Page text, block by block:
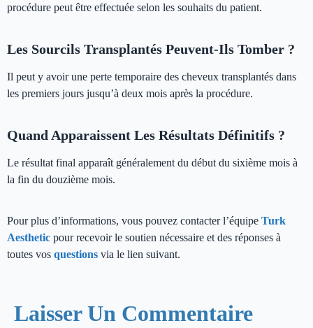
procédure peut être effectuée selon les souhaits du patient.
Les Sourcils Transplantés Peuvent-Ils Tomber ?
Il peut y avoir une perte temporaire des cheveux transplantés dans
les premiers jours jusqu’à deux mois après la procédure.
Quand Apparaissent Les Résultats Définitifs ?
Le résultat final apparaît généralement du début du sixième mois à
la fin du douzième mois.
Pour plus d’informations, vous pouvez contacter l’équipe Turk
Aesthetic pour recevoir le soutien nécessaire et des réponses à
toutes vos questions via le lien suivant.
Laisser Un Commentaire